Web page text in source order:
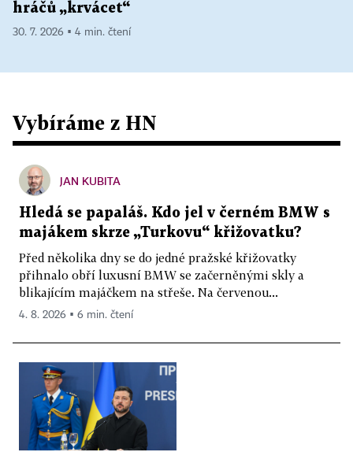
hráčů „krvácet“
30. 7. 2026 ▪ 4 min. čtení
Vybíráme z HN
JAN KUBITA
Hledá se papaláš. Kdo jel v černém BMW s
majákem skrze „Turkovu“ křižovatku?
Před několika dny se do jedné pražské křižovatky
přihnalo obří luxusní BMW se začerněnými skly a
blikajícím majáčkem na střeše. Na červenou...
4. 8. 2026 ▪ 6 min. čtení